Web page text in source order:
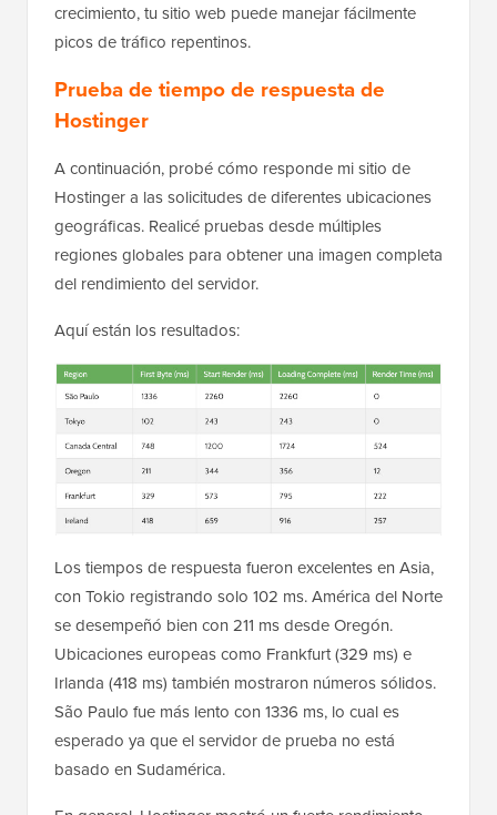
crecimiento, tu sitio web puede manejar fácilmente
picos de tráfico repentinos.
Prueba de tiempo de respuesta de
Hostinger
A continuación, probé cómo responde mi sitio de
Hostinger a las solicitudes de diferentes ubicaciones
geográficas. Realicé pruebas desde múltiples
regiones globales para obtener una imagen completa
del rendimiento del servidor.
Aquí están los resultados:
Los tiempos de respuesta fueron excelentes en Asia,
con Tokio registrando solo 102 ms. América del Norte
se desempeñó bien con 211 ms desde Oregón.
Ubicaciones europeas como Frankfurt (329 ms) e
Irlanda (418 ms) también mostraron números sólidos.
São Paulo fue más lento con 1336 ms, lo cual es
esperado ya que el servidor de prueba no está
basado en Sudamérica.